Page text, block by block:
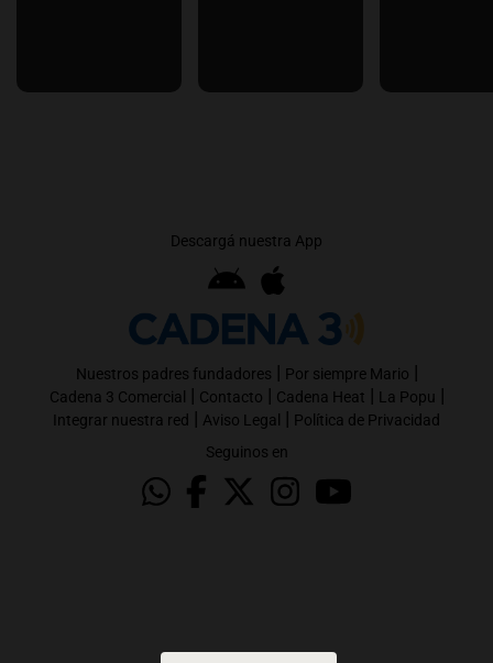
Descargá nuestra App
Nuestros padres fundadores | Por siempre Mario |
Cadena 3 Comercial | Contacto | Cadena Heat | La Popu |
Integrar nuestra red | Aviso Legal | Política de Privacidad
Seguinos en